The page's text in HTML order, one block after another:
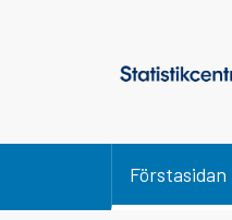
Förstasidan